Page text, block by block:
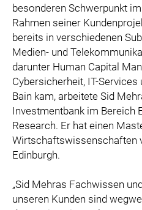
besonderen Schwerpunkt
Rahmen seiner
bereits in verschiedenen
Medien- und
darunter Human Capital
Cybersicherheit, IT-Services
Bain kam, arbeitete Sid
Investmentbank im Bereich
Research. Er hat einen
Wirtschaftswissenschaften
Edinburgh.
„Sid Mehras Fachwissen
unseren Kunden sind